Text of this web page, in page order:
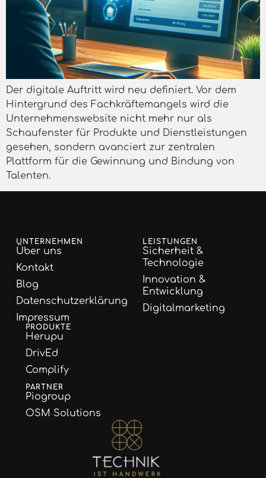
Der digitale Auftritt wird neu definiert. Vor dem
Hintergrund des Fachkräftemangels wird die
Unternehmenswebsite nicht mehr nur als
Schaufenster für Produkte und Dienstleistungen
gesehen, sondern avanciert zur zentralen
Plattform für die Gewinnung und Bindung von
Talenten.
UNTERNEHMEN
Über uns
Kontakt
Blog
Datenschutzerklärung
Impressum
LEISTUNGEN
Sicherheit &
Technologie
Innovation &
Entwicklung
Digitalmarketing
PRODUKTE
Herupu
DrivEd
Complify
PARTNER
Piogroup
OSM Solutions